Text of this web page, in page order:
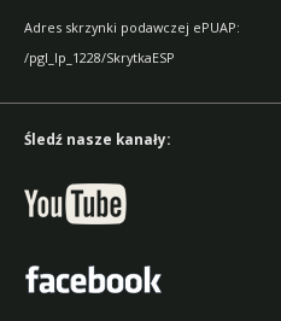
Adres skrzynki podawczej ePUAP:
/pgl_lp_1228/SkrytkaESP
Śledź nasze kanały: